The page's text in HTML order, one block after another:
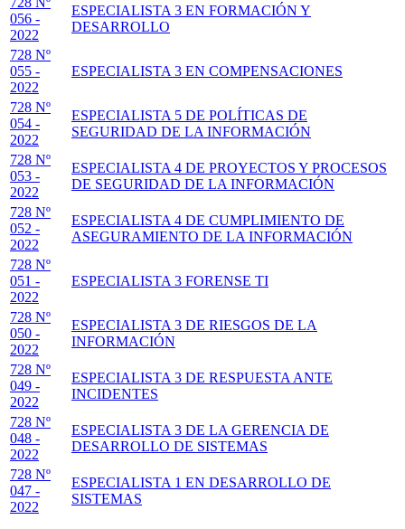
056 -
2022
ESPECIALISTA 3 EN FORMACIÓN Y
DESARROLLO
728 Nº
055 -
2022
ESPECIALISTA 3 EN COMPENSACIONES
728 Nº
054 -
2022
ESPECIALISTA 5 DE POLÍTICAS DE
SEGURIDAD DE LA INFORMACIÓN
728 Nº
053 -
2022
ESPECIALISTA 4 DE PROYECTOS Y PROCESOS
DE SEGURIDAD DE LA INFORMACIÓN
728 Nº
052 -
2022
ESPECIALISTA 4 DE CUMPLIMIENTO DE
ASEGURAMIENTO DE LA INFORMACIÓN
728 Nº
051 -
2022
ESPECIALISTA 3 FORENSE TI
728 Nº
050 -
2022
ESPECIALISTA 3 DE RIESGOS DE LA
INFORMACIÓN
728 Nº
049 -
2022
ESPECIALISTA 3 DE RESPUESTA ANTE
INCIDENTES
728 Nº
048 -
2022
ESPECIALISTA 3 DE LA GERENCIA DE
DESARROLLO DE SISTEMAS
728 Nº
047 -
2022
ESPECIALISTA 1 EN DESARROLLO DE
SISTEMAS